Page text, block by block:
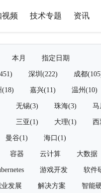
视频 技术专题 资讯
本月 指定日期
深圳(222) 成都
(18) 嘉兴(11) 温州(10)
无锡(3) 珠海(3) 马
三亚(1) 大理(1) 西
曼谷(1) 海口(1)
容器 云计算 大数据
游戏开发 软件
发展 解决方案 智能